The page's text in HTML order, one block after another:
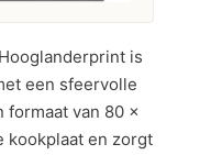
is
een sfeervolle
formaat van 80 x
kookplaat en zorgt